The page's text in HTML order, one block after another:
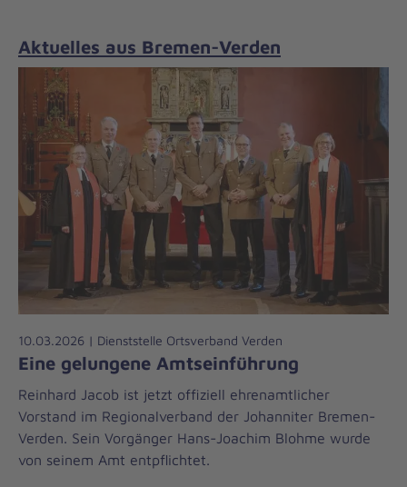
Aktuelles aus Bremen-Verden
10.03.2026 | Dienststelle Ortsverband Verden
Eine gelungene Amtseinführung
Reinhard Jacob ist jetzt offiziell ehrenamtlicher
Vorstand im Regionalverband der Johanniter Bremen-
Verden. Sein Vorgänger Hans-Joachim Blohme wurde
von seinem Amt entpflichtet.